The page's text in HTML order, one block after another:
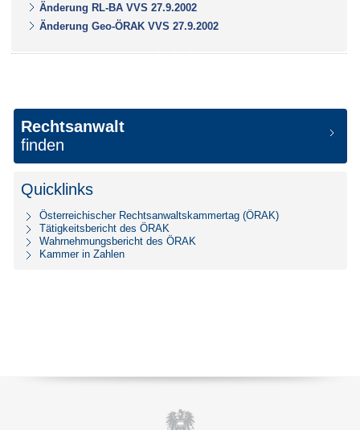
Änderung RL-BA VVS 27.9.2002
Änderung Geo-ÖRAK VVS 27.9.2002
Rechtsanwalt
finden
Quicklinks
Österreichischer Rechtsanwaltskammertag (ÖRAK)
Tätigkeitsbericht des ÖRAK
Wahrnehmungsbericht des ÖRAK
Kammer in Zahlen